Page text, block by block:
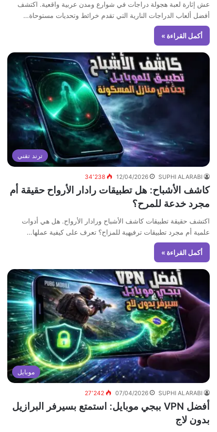
عش إثارة لعبة هجولة دراجات في شوارع ومدن عربية واقعية. اكتشف
أفضل ألعاب الدراجات النارية التي تقدم خرائط وتحديات مستوحاة…
أكمل القراءة »
ترند تقني
SUPHI ALARABI
12/04/2026 34٬238
كاشف الأشباح: هل تطبيقات رادار الأرواح حقيقة أم
مجرد خدعة للمرح؟
اكتشف حقيقة تطبيقات كاشف الأشباح ورادار الأرواح. هل هي أدوات
علمية أم مجرد تطبيقات ترفيهية للمزاح؟ تعرف على كيفية عملها…
أكمل القراءة »
موبايل
SUPHI ALARABI
07/04/2026 27٬242
أفضل VPN ببجي موبايل: استمتع بسيرفر البرازيل
بدون لاج